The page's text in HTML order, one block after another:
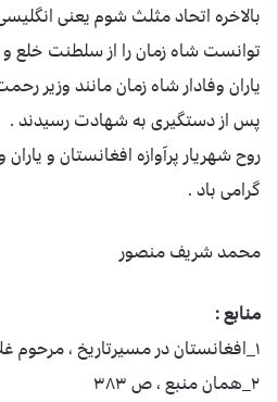
بالاخره اتحاد مثلث شوم یعنی
توانست شاه زمان را از سلطنت خلع و
یاران وفادار شاه زمان مانند وزیر
پس از دستگیری به شهادت رسیدند .
روح شهریار پرآوازه افغانستان و
گرامی باد .
محمد شریف منصور
منابع :
۱_افغانستان در مسیرتاریخ ، مرحوم غلام محمد غبار ، ص ۳۷۹
۲_همان منبع ، ص ۳۸۳